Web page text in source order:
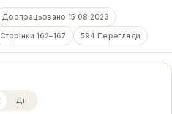
Доопрацьовано 15.08.2023
Сторінки 162–167 594 Перегляди
Дії